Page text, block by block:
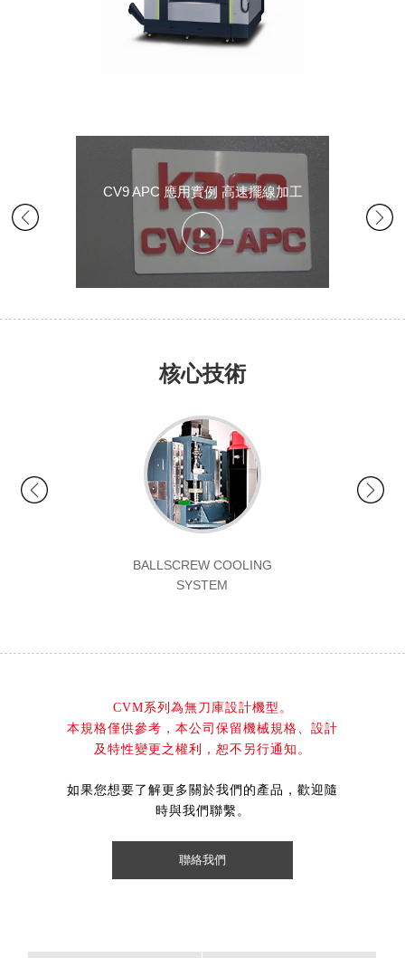
CV9 APC 應用實例 高速擺線加工
核心技術
BALLSCREW COOLING
SYSTEM
CVM系列為無刀庫設計機型。
本規格僅供參考，本公司保留機械規格、設計
及特性變更之權利，恕不另行通知。
如果您想要了解更多關於我們的產品，歡迎隨
時與我們聯繫。
聯絡我們